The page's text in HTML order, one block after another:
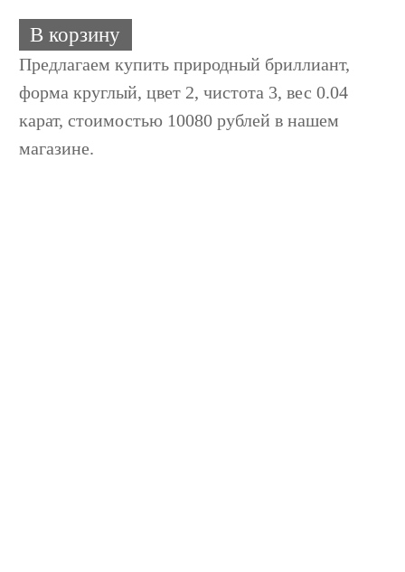
В корзину
Предлагаем купить природный бриллиант,
форма круглый, цвет 2, чистота 3, вес 0.04
карат, стоимостью 10080 рублей в нашем
магазине.